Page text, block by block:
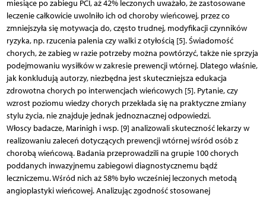
miesiące po zabiegu PCI, aż 42% leczonych uważało, że zastosowane
leczenie całkowicie uwolniło ich od choroby wieńcowej, przez co
zmniejszyła się motywacja do, często trudnej, modyfikacji czynników
ryzyka, np. rzucenia palenia czy walki z otyłością [5]. Świadomość
chorych, że zabieg w razie potrzeby można powtórzyć, także nie sprzyja
podejmowaniu wysiłków w zakresie prewencji wtórnej. Dlatego właśnie,
jak konkludują autorzy, niezbędna jest skuteczniejsza edukacja
zdrowotna chorych po interwencjach wieńcowych [5]. Pytanie, czy
wzrost poziomu wiedzy chorych przekłada się na praktyczne zmiany
stylu życia, nie znajduje jednak jednoznacznej odpowiedzi.
Włoscy badacze, Marinigh i wsp. [9] analizowali skuteczność lekarzy w
realizowaniu zaleceń dotyczących prewencji wtórnej wśród osób z
chorobą wieńcową. Badania przeprowadzili na grupie 100 chorych
poddanych inwazyjnemu zabiegowi diagnostycznemu bądź
leczniczemu. Wśród nich aż 58% było wcześniej leczonych metodą
angioplastyki wieńcowej. Analizując zgodność stosowanej